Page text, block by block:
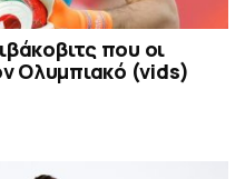
που οι
Ολυμπιακό (vids)